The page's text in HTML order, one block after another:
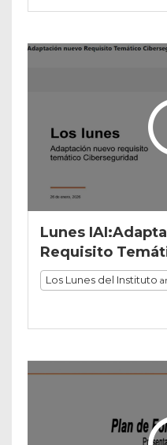
Lunes
Requisito
Los Lunes del Instituto